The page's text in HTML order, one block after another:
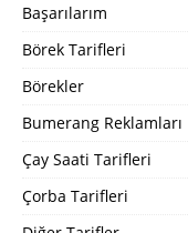
Başarılarım
Börek Tarifleri
Börekler
Bumerang Reklamları
Çay Saati Tarifleri
Çorba Tarifleri